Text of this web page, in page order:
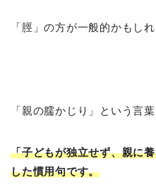
「脛」の方が一般的かもしれ
「親の臑かじり」という言葉
「子どもが独立せず、親に
した慣用句です。